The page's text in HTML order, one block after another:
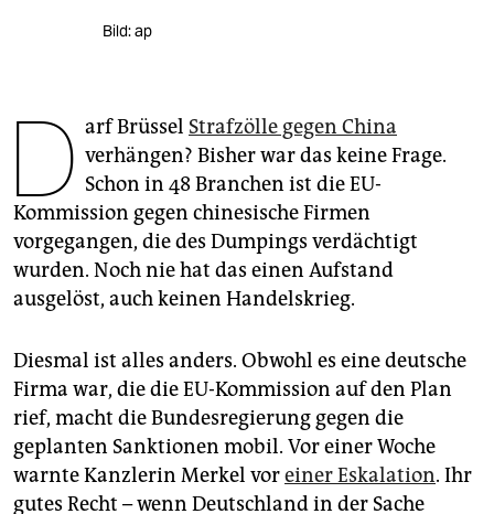
genossenschaft
epaper login
Bild: ap
D arf Brüssel Strafzölle gegen China
verhängen? Bisher war das keine Frage.
Schon in 48 Branchen ist die EU-
Kommission gegen chinesische Firmen
vorgegangen, die des Dumpings verdächtigt
wurden. Noch nie hat das einen Aufstand
ausgelöst, auch keinen Handelskrieg.
Diesmal ist alles anders. Obwohl es eine deutsche
Firma war, die die EU-Kommission auf den Plan
rief, macht die Bundesregierung gegen die
geplanten Sanktionen mobil. Vor einer Woche
warnte Kanzlerin Merkel voreiner Eskalation. Ihr
gutes Recht – wenn Deutschland in der Sache